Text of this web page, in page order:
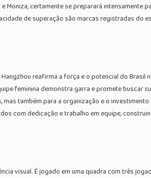
Moniza, certamente se preparará
de superação são marcas registradas
reafirma a força e o potencial do
feminina demonstra garra e promete buscar
também para a organização e o
com dedicação e trabalho em equipe,
visual. É jogado em uma quadra com três